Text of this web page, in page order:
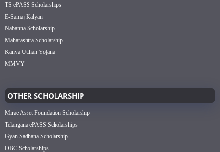
TS ePASS Scholarships
E-Samaj Kalyan
Nabanna Scholarship
Maharashtra Scholarship
Kanya Utthan Yojana
MMVY
OTHER SCHOLARSHIP
Mirae Asset Foundation Scholarship
Telangana ePASS Scholarships
Gyan Sadhana Scholarship
OBC Scholarships